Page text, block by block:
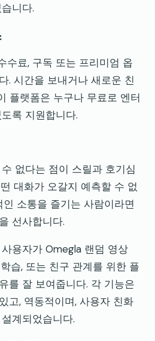
니다.
수료, 구독 또는 프리미엄 옵
. 시간을 보내거나 새로운 친
플랫폼은 누구나 무료로 엔터
록 지원합니다.
없다는 점이 스릴과 호기심
대화가 오갈지 예측할 수 없
소통을 즐기는 사람이라면
선사합니다.
용자가 Omegla 랜덤 영상
습, 또는 친구 관계를 위한 플
를 잘 보여줍니다. 각 기능은
고, 역동적이며, 사용자 친화
계되었습니다.